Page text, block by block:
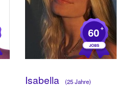
60+
Isabella (25 Jahre)